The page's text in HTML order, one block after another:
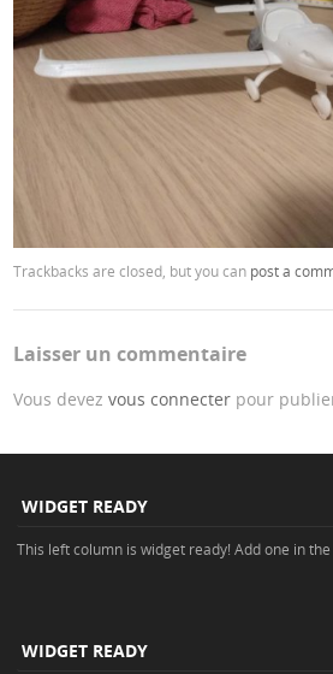
Trackbacks are closed, but you can post a
Laisser un commentaire
Vous devezvous connecter pour
WIDGET READY
This left column is widget ready! Add one in the
WIDGET READY